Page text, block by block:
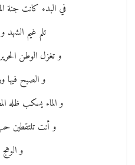
في البدء كانت جنة
تلم غيم الشهد
و تغزل الوطن
و الصبح فيها
و الماء يسكب ظله
و أنت تلتقطين
و